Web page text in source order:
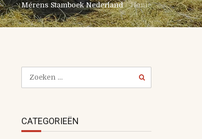
Mérens Stamboek Nederland / Home
CATEGORIEËN